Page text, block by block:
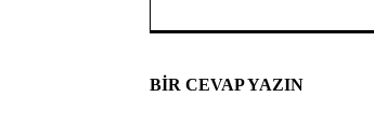
BIR CEVAP YAZIN